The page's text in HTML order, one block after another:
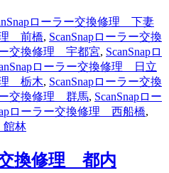
ローラー交換修理 下妻
理 前橋, ScanSnapローラー交換
ー交換修理 宇都宮, ScanSnapロ
ローラー交換修理 日立
理 栃木, ScanSnapローラー交換
ー交換修理 群馬, ScanSnapロー
ローラー交換修理 西船橋,
館林
交換修理 都内